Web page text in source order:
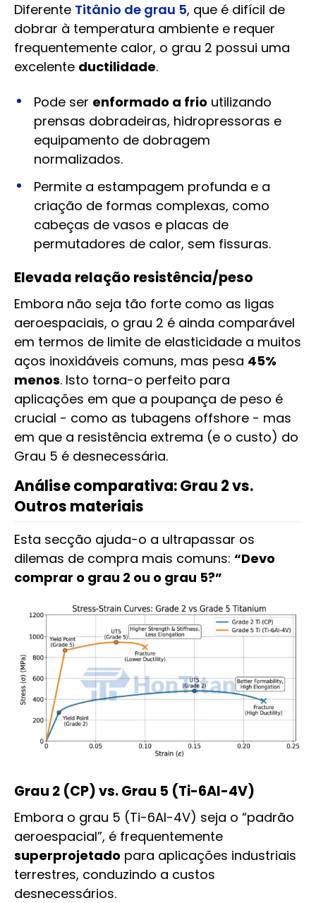
Diferente Titânio de grau 5, que é difícil de
dobrar à temperatura ambiente e requer
frequentemente calor, o grau 2 possui uma
excelente ductilidade.
Pode ser enformado a frio utilizando
prensas dobradeiras, hidropressoras e
equipamento de dobragem
normalizados.
Permite a estampagem profunda e a
criação de formas complexas, como
cabeças de vasos e placas de
permutadores de calor, sem fissuras.
Elevada relação resistência/peso
Embora não seja tão forte como as ligas
aeroespaciais, o grau 2 é ainda comparável
em termos de limite de elasticidade a muitos
aços inoxidáveis comuns, mas pesa 45%
menos. Isto torna-o perfeito para
aplicações em que a poupança de peso é
crucial - como as tubagens offshore - mas
em que a resistência extrema (e o custo) do
Grau 5 é desnecessária.
Análise comparativa: Grau 2 vs.
Outros materiais
Esta secção ajuda-o a ultrapassar os
dilemas de compra mais comuns: “Devo
comprar o grau 2 ou o grau 5?”
Grau 2 (CP) vs. Grau 5 (Ti-6Al-4V)
Embora o grau 5 (Ti-6Al-4V) seja o “padrão
aeroespacial”, é frequentemente
superprojetado para aplicações industriais
terrestres, conduzindo a custos
desnecessários.